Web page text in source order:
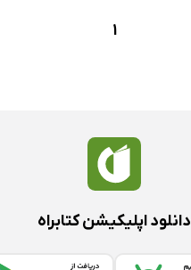
1
دانلود اپلیکیشن کتابراه